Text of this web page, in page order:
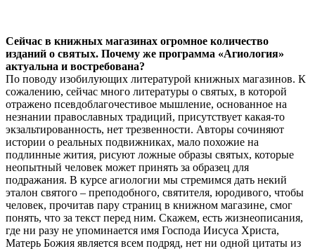
Сейчас в книжных магазинах огромное количество
изданий о святых. Почему же программа «Агиология»
актуальна и востребована?
По поводу изобилующих литературой книжных магазинов. К
сожалению, сейчас много литературы о святых, в которой
отражено псевдоблагочестивое мышление, основанное на
незнании православных традиций, присутствует какая-то
экзальтированность, нет трезвенности. Авторы сочиняют
истории о реальных подвижниках, мало похожие на
подлинные жития, рисуют ложные образы святых, которые
неопытный человек может принять за образец для
подражания. В курсе агиологии мы стремимся дать некий
эталон святого – преподобного, святителя, юродивого, чтобы
человек, прочитав пару страниц в книжном магазине, смог
понять, что за текст перед ним. Скажем, есть жизнеописания,
где ни разу не упоминается имя Господа Иисуса Христа,
Матерь Божия является всем подряд, нет ни одной цитаты из